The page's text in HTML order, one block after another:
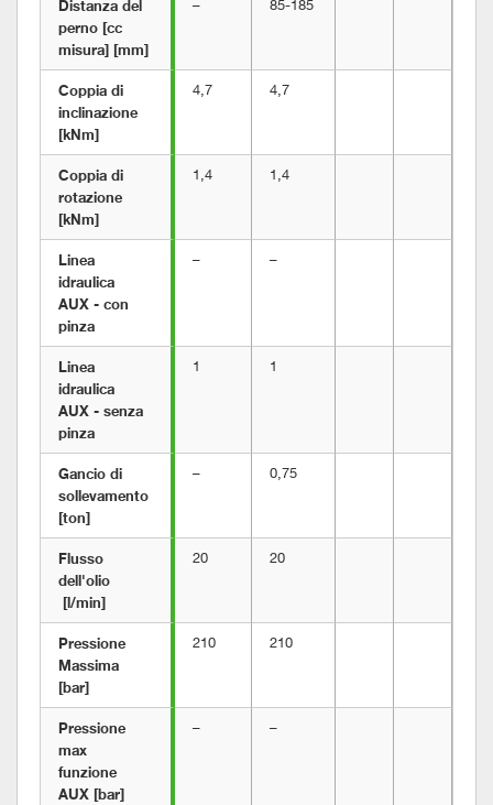
Distanza del
perno [cc
misura] [mm]
– 85-185
Coppia di
inclinazione
[kNm]
4,7 4,7
Coppia di
rotazione
[kNm]
1,4 1,4
Linea
idraulica
AUX - con
pinza
– –
Linea
idraulica
AUX - senza
pinza
1 1
Gancio di
sollevamento
[ton]
– 0,75
Flusso
dell'olio
[l/min]
20 20
Pressione
Massima
[bar]
210 210
Pressione
max
funzione
AUX [bar]
– –